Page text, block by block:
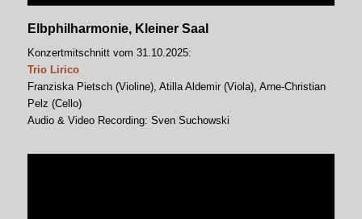
Elbphilharmonie, Kleiner Saal
Konzertmitschnitt vom 31.10.2025:
Trio Lirico
Franziska Pietsch (Violine), Atilla Aldemir (Viola), Arne-Christian
Pelz (Cello)
Audio & Video Recording: Sven Suchowski